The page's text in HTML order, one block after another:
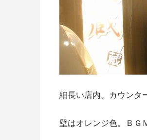
細長い店内。カウンタ
壁はオレンジ色。ＢＧ